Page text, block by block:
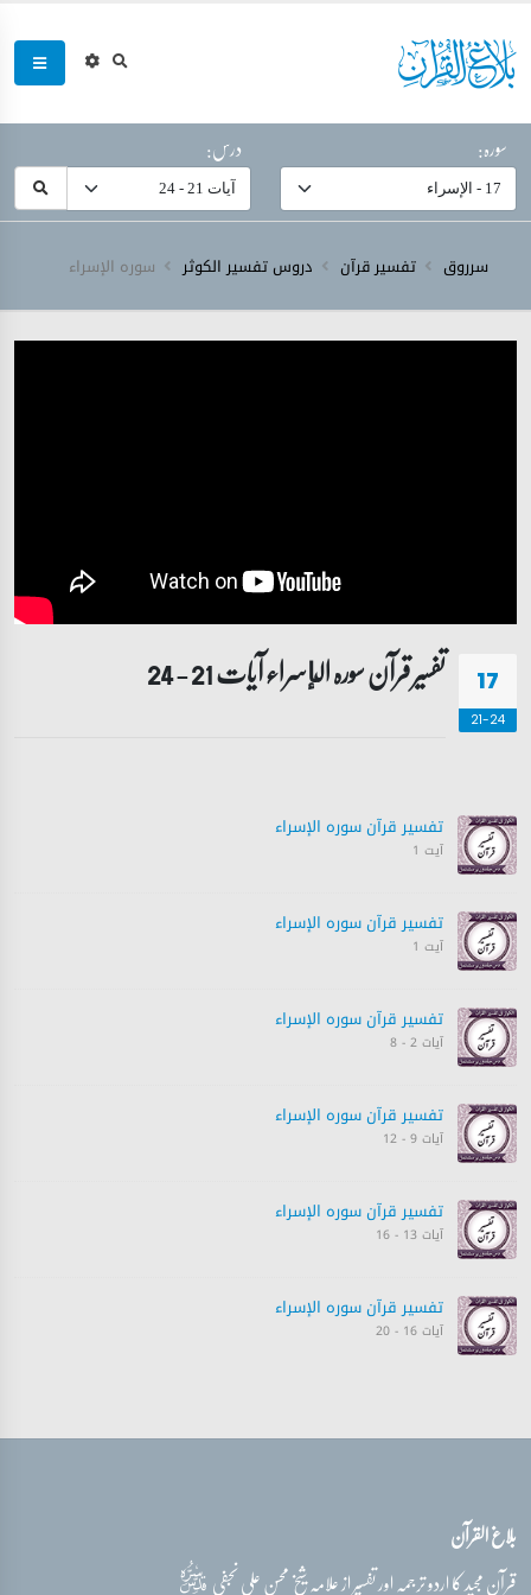
سورہ: درس:
سرروق تفسیر قرآن دروس تفسیر الکوثر سورہ ‎الإسراء
17
21-24
تفسیر قرآن سورہ ‎الإسراء آیات 21 - 24
تفسیر قرآن سورہ ‎الإسراء
آیت 1
تفسیر قرآن سورہ ‎الإسراء
آیت 1
تفسیر قرآن سورہ ‎الإسراء
آیات 2 - 8
تفسیر قرآن سورہ ‎الإسراء
آیات 9 - 12
تفسیر قرآن سورہ ‎الإسراء
آیات 13 - 16
تفسیر قرآن سورہ ‎الإسراء
آیات 16 - 20
بلاغ القرآن
قرآن مجید کا اردو ترجمہ اور تفسیر از علامہ شیخ محسن علی نجفیقدس‌سره